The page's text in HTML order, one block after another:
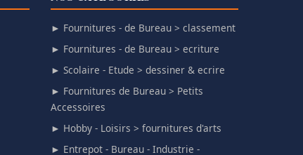
► Fournitures - de Bureau > classement
► Fournitures - de Bureau > ecriture
► Scolaire - Etude > dessiner & ecrire
► Fournitures de Bureau > Petits
Accessoires
► Hobby - Loisirs > fournitures d'arts
► Entrepot - Bureau - Industrie -